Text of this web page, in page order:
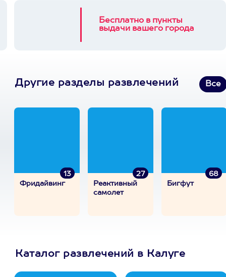
Бесплатно в пункты
выдачи вашего города
Другие разделы развлечений Все
13
Фридайвинг
27
Реактивный
самолет
68
Бигфут
Каталог развлечений в Калуге